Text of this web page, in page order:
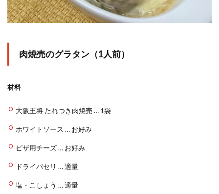
肉焼売のグラタン（1人前）
材料
大阪王将 たれつき肉焼売 … 1袋
ホワイトソース … お好み
ピザ用チーズ … お好み
ドライパセリ … 適量
塩・こしょう … 適量